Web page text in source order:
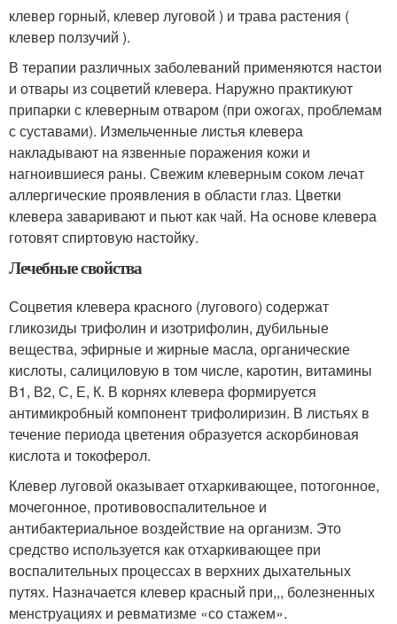
клевер горный, клевер луговой ) и трава растения (
клевер ползучий ).
В терапии различных заболеваний применяются настои
и отвары из соцветий клевера. Наружно практикуют
припарки с клеверным отваром (при ожогах, проблемам
с суставами). Измельченные листья клевера
накладывают на язвенные поражения кожи и
нагноившиеся раны. Свежим клеверным соком лечат
аллергические проявления в области глаз. Цветки
клевера заваривают и пьют как чай. На основе клевера
готовят спиртовую настойку.
Лечебные свойства
Соцветия клевера красного (лугового) содержат
гликозиды трифолин и изотрифолин, дубильные
вещества, эфирные и жирные масла, органические
кислоты, салициловую в том числе, каротин, витамины
В1, В2, С, Е, К. В корнях клевера формируется
антимикробный компонент трифолиризин. В листьях в
течение периода цветения образуется аскорбиновая
кислота и токоферол.
Клевер луговой оказывает отхаркивающее, потогонное,
мочегонное, противовоспалительное и
антибактериальное воздействие на организм. Это
средство используется как отхаркивающее при
воспалительных процессах в верхних дыхательных
путях. Назначается клевер красный при,,, болезненных
менструациях и ревматизме «со стажем».